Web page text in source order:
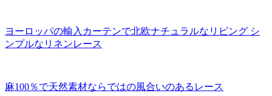
ヨーロッパの輸入カーテンで北欧ナチュラルなリビング シ
ンプルなリネンレース
麻100％で天然素材ならではの風合いのあるレース